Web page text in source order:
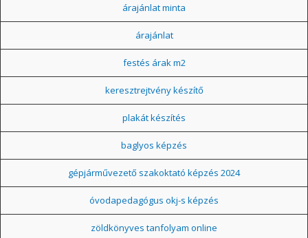
árajánlat minta
árajánlat
festés árak m2
keresztrejtvény készítő
plakát készítés
baglyos képzés
gépjárművezető szakoktató képzés 2024
óvodapedagógus okj-s képzés
zöldkönyves tanfolyam online